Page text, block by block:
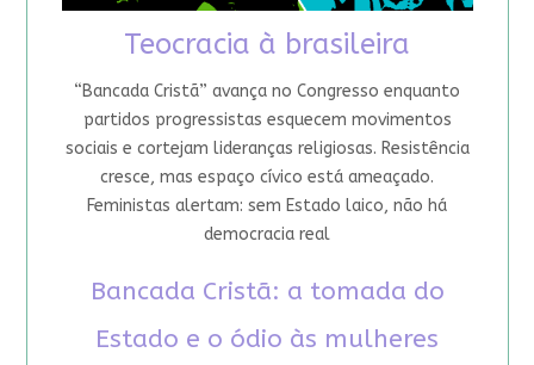
Teocracia à brasileira
“Bancada Cristã” avança no Congresso enquanto
partidos progressistas esquecem movimentos
sociais e cortejam lideranças religiosas. Resistência
cresce, mas espaço cívico está ameaçado.
Feministas alertam: sem Estado laico, não há
democracia real
Bancada Cristã: a tomada do
Estado e o ódio às mulheres